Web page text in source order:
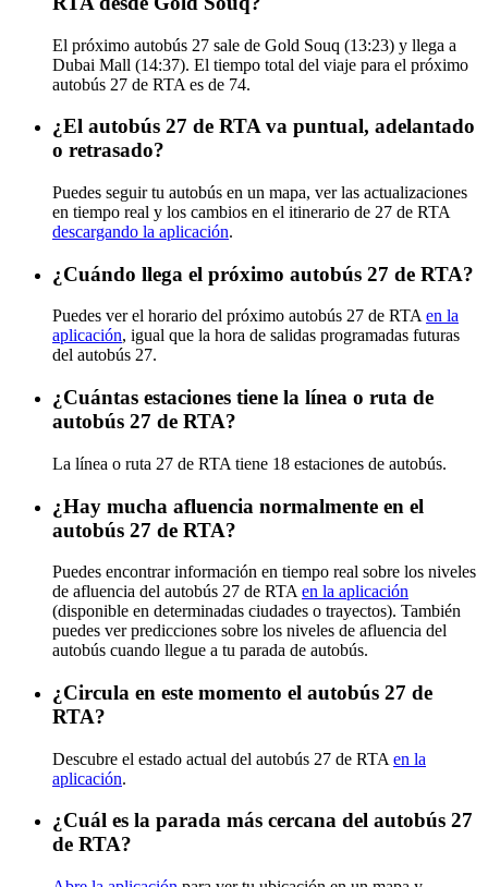
El próximo autobús 27 sale de Gold Souq (13:23) y llega a
Dubai Mall (14:37). El tiempo total del viaje para el próximo
autobús 27 de RTA es de 74.
¿El autobús 27 de RTA va puntual, adelantado
o retrasado?
Puedes seguir tu autobús en un mapa, ver las actualizaciones
en tiempo real y los cambios en el itinerario de 27 de RTA
descargando la aplicación.
¿Cuándo llega el próximo autobús 27 de RTA?
Puedes ver el horario del próximo autobús 27 de RTA en la
aplicación, igual que la hora de salidas programadas futuras
del autobús 27.
¿Cuántas estaciones tiene la línea o ruta de
autobús 27 de RTA?
La línea o ruta 27 de RTA tiene 18 estaciones de autobús.
¿Hay mucha afluencia normalmente en el
autobús 27 de RTA?
Puedes encontrar información en tiempo real sobre los niveles
de afluencia del autobús 27 de RTA en la aplicación
(disponible en determinadas ciudades o trayectos). También
puedes ver predicciones sobre los niveles de afluencia del
autobús cuando llegue a tu parada de autobús.
¿Circula en este momento el autobús 27 de
RTA?
Descubre el estado actual del autobús 27 de RTA en la
aplicación.
¿Cuál es la parada más cercana del autobús 27
de RTA?